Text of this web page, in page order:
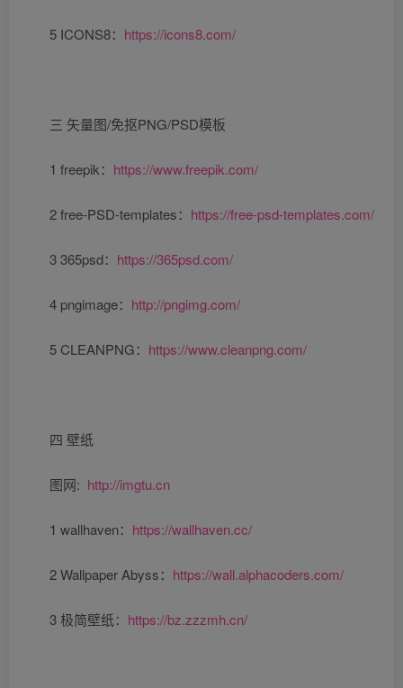
5 ICONS8： https://icons8.com/
三 矢量图/免抠PNG/PSD模板
1 freepik： https://www.freepik.com/
2 free-PSD-templates： https://free-psd-templates.com/
3 365psd： https://365psd.com/
4 pngimage： http://pngimg.com/
5 CLEANPNG： https://www.cleanpng.com/
四 壁纸
图网: http://imgtu.cn
1 wallhaven： https://wallhaven.cc/
2 Wallpaper Abyss： https://wall.alphacoders.com/
3 极简壁纸： https://bz.zzzmh.cn/